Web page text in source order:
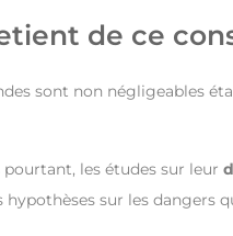
de ce
sont non négligeables
les études sur leur
sur les dangers